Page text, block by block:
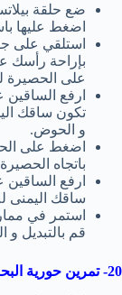
ضع حلقة
اضغط عليها
استلقي على
بإراحة رأسك
على الحصيرة
ارفع
تكون ساقك
و الحوض.
اضغط على
باتجاه
ارفع
ساقك اليمنى
قم بالتبديل و
20- تمرين حورية البحر